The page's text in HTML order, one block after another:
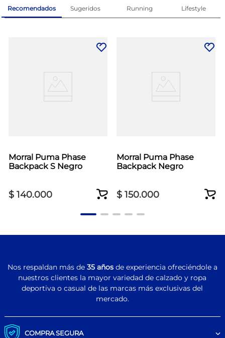
Recomendados Sugeridos Running Lifestyle
Morral Puma Phase
Backpack S Negro
$ 140.000
Morral Puma Phase
Backpack Negro
$ 150.000
Nos respaldan más de 35 añosde experiencia ofreciéndole a
nuestros clientes la mayor variedad de calzado y ropa
deportiva o casual de las marcas más exclusivas del
mercado.
COMPRA SEGURA